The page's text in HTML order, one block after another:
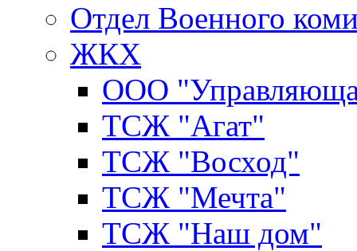
Отдел Военного
ЖКХ
ООО
ТСЖ "Агат"
ТСЖ "Восход"
ТСЖ "Мечта"
ТСЖ "Наш дом"